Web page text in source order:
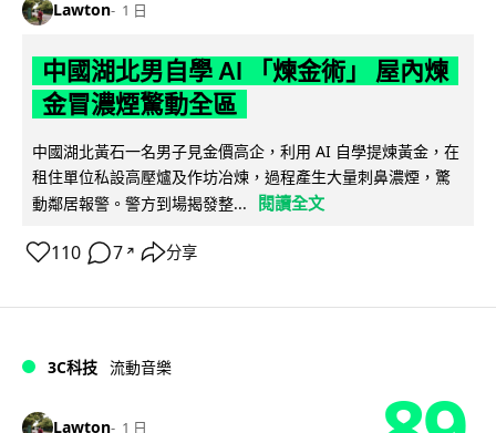
Lawton 1 日
中國湖北男自學 AI 「煉金術」 屋內煉
金冒濃煙驚動全區
中國湖北黃石一名男子見金價高企，利用 AI 自學提煉黃金，在
租住單位私設高壓爐及作坊冶煉，過程產生大量刺鼻濃煙，驚
動鄰居報警。警方到場揭發整...
閱讀全文
110 7 ↗ 分享
3C科技 流動音樂
Lawton 1 日